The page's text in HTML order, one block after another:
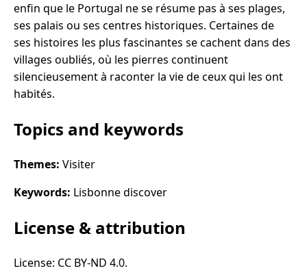
enfin que le Portugal ne se résume pas à ses plages,
ses palais ou ses centres historiques. Certaines de
ses histoires les plus fascinantes se cachent dans des
villages oubliés, où les pierres continuent
silencieusement à raconter la vie de ceux qui les ont
habités.
Topics and keywords
Themes: Visiter
Keywords: Lisbonne discover
License & attribution
License: CC BY-ND 4.0.